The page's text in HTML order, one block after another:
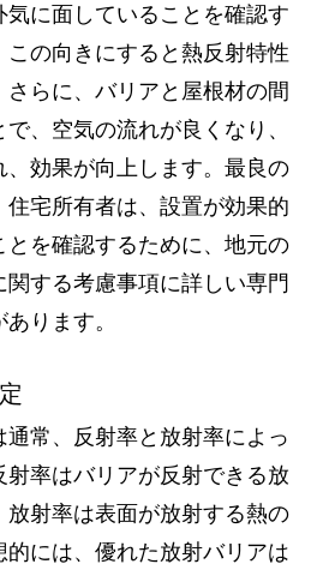
に面していることを確認す
この向きにすると熱反射特性
らに、バリアと屋根材の間
、空気の流れが良くなり、
効果が向上します。最良の
宅所有者は、設置が効果的
を確認するために、地元の
する考慮事項に詳しい専門
ります。
常、反射率と放射率によっ
率はバリアが反射できる放
射率は表面が放射する熱の
には、優れた放射バリアは